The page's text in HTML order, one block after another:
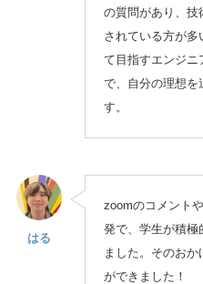
の質問があり、技
されている方が多
て目指すエンジニ
で、自分の理想を
す。
はる
zoomのコメント
発で、学生が積極
ました。そのお
ができました！